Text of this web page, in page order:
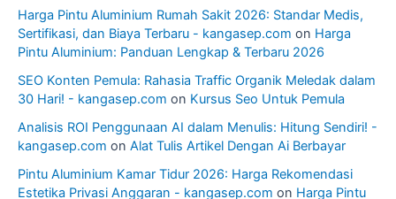
Harga Pintu Aluminium Rumah Sakit 2026: Standar Medis,
Sertifikasi, dan Biaya Terbaru - kangasep.com on Harga
Pintu Aluminium: Panduan Lengkap & Terbaru 2026
SEO Konten Pemula: Rahasia Traffic Organik Meledak dalam
30 Hari! - kangasep.com on Kursus Seo Untuk Pemula
Analisis ROI Penggunaan AI dalam Menulis: Hitung Sendiri! -
kangasep.com on Alat Tulis Artikel Dengan Ai Berbayar
Pintu Aluminium Kamar Tidur 2026: Harga Rekomendasi
Estetika Privasi Anggaran - kangasep.com on Harga Pintu